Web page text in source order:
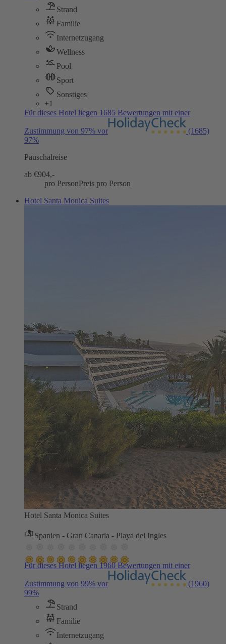
Strand
Familie
Internetzugang
Wellness
Pool
Sport
Sonstiges
+1
Für dieses Hotel liegen 1685 Bewertungen mit einer
Zustimmung von 97% vor
(1685)
97%
Pauschalreise
ab €904,-
pro PersonPreis pro Person
Hotel Santa Monica Suites
Hotel Santa Monica Suites
Spanien - Gran Canaria - Playa del Ingles
Für dieses Hotel liegen 1960 Bewertungen mit einer
Zustimmung von 99% vor
(1960)
99%
Strand
Familie
Internetzugang